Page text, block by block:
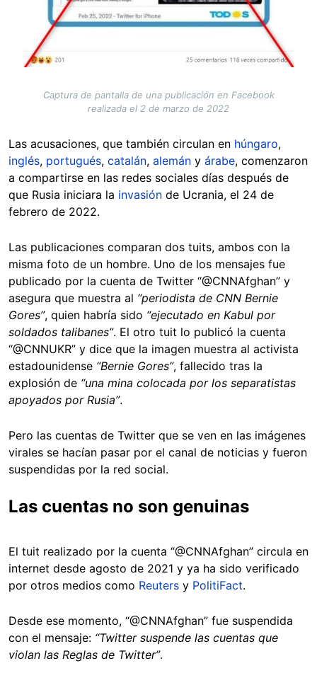
Captura de pantalla de una publicación en Facebook
realizada el 2 de marzo de 2022
Las acusaciones, que también circulan en húngaro,
inglés, portugués, catalán, alemán y árabe, comenzaron
a compartirse en las redes sociales días después de
que Rusia iniciara la invasión de Ucrania, el 24 de
febrero de 2022.
Las publicaciones comparan dos tuits, ambos con la
misma foto de un hombre. Uno de los mensajes fue
publicado por la cuenta de Twitter “@CNNAfghan” y
asegura que muestra al “periodista de CNN Bernie
Gores”, quien habría sido “ejecutado en Kabul por
soldados talibanes”. El otro tuit lo publicó la cuenta
“@CNNUKR” y dice que la imagen muestra al activista
estadounidense “Bernie Gores”, fallecido tras la
explosión de “una mina colocada por los separatistas
apoyados por Rusia”.
Pero las cuentas de Twitter que se ven en las imágenes
virales se hacían pasar por el canal de noticias y fueron
suspendidas por la red social.
Las cuentas no son genuinas
El tuit realizado por la cuenta “@CNNAfghan” circula en
internet desde agosto de 2021 y ya ha sido verificado
por otros medios como Reuters y PolitiFact.
Desde ese momento, “@CNNAfghan” fue suspendida
con el mensaje: “Twitter suspende las cuentas que
violan las Reglas de Twitter”.